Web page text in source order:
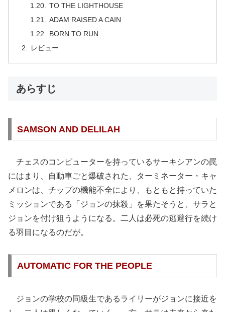
TO THE LIGHTHOUSE
ADAM RAISED A CAIN
BORN TO RUN
レビュー
あらすじ
SAMSON AND DELILAH
チェスのコンピューターを持っているサーキシアンの罠
にはまり、自動車ごと爆破された、ターミネーター・キャ
メロンは、チップの機能不全により、もともと持っていた
ミッションである「ジョンの抹殺」を果たそうと、サラと
ジョンを付け狙うようになる。二人は必死の逃避行を続け
る羽目になるのだが。
AUTOMATIC FOR THE PEOPLE
ジョンの学校の同級生であるライリーがジョンに接近を